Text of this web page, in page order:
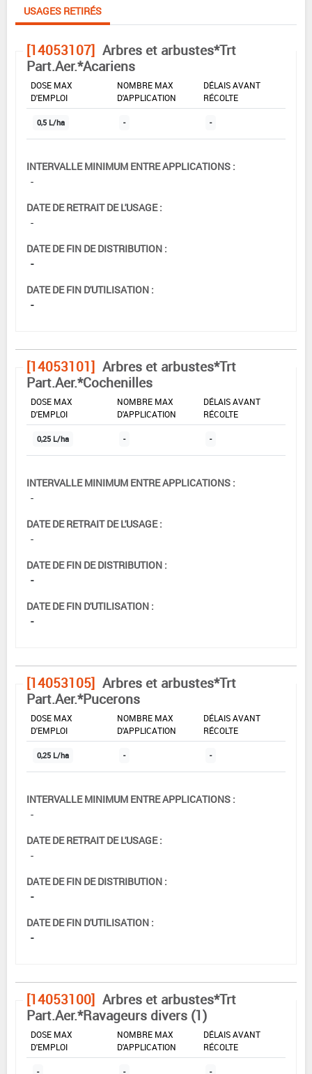
USAGES RETIRÉS
[14053107] Arbres et arbustes*Trt
Part.Aer.*Acariens
DOSE MAX
D'EMPLOI
NOMBRE MAX
D'APPLICATION
DÉLAIS AVANT
RÉCOLTE
0,5 L/ha - -
INTERVALLE MINIMUM ENTRE APPLICATIONS :
-
DATE DE RETRAIT DE L'USAGE :
-
DATE DE FIN DE DISTRIBUTION :
-
DATE DE FIN D'UTILISATION :
-
[14053101] Arbres et arbustes*Trt
Part.Aer.*Cochenilles
DOSE MAX
D'EMPLOI
NOMBRE MAX
D'APPLICATION
DÉLAIS AVANT
RÉCOLTE
0,25 L/ha - -
INTERVALLE MINIMUM ENTRE APPLICATIONS :
-
DATE DE RETRAIT DE L'USAGE :
-
DATE DE FIN DE DISTRIBUTION :
-
DATE DE FIN D'UTILISATION :
-
[14053105] Arbres et arbustes*Trt
Part.Aer.*Pucerons
DOSE MAX
D'EMPLOI
NOMBRE MAX
D'APPLICATION
DÉLAIS AVANT
RÉCOLTE
0,25 L/ha - -
INTERVALLE MINIMUM ENTRE APPLICATIONS :
-
DATE DE RETRAIT DE L'USAGE :
-
DATE DE FIN DE DISTRIBUTION :
-
DATE DE FIN D'UTILISATION :
-
[14053100] Arbres et arbustes*Trt
Part.Aer.*Ravageurs divers (1)
DOSE MAX
D'EMPLOI
NOMBRE MAX
D'APPLICATION
DÉLAIS AVANT
RÉCOLTE
- - -